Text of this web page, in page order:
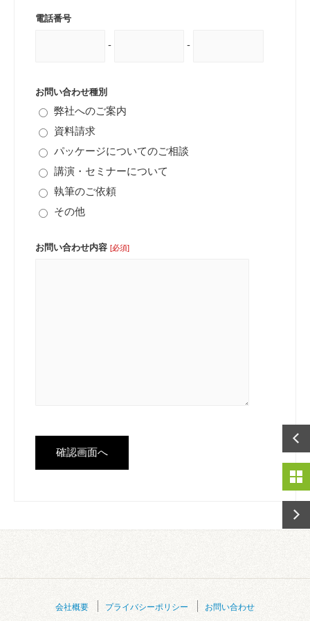
電話番号
- -
お問い合わせ種別
弊社へのご案内
資料請求
パッケージについてのご相談
講演・セミナーについて
執筆のご依頼
その他
お問い合わせ内容 [必須]
会社概要 プライバシーポリシー
お問い合わせ